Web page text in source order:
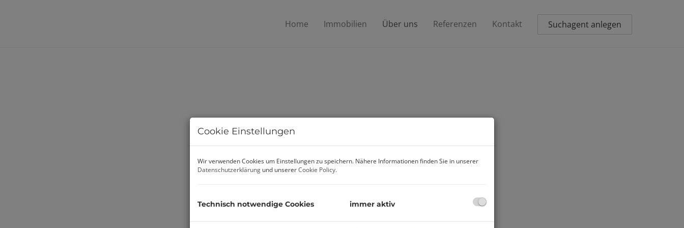
Home Immobilien Über uns Referenzen Kontakt Suchagent anlegen
Cookie Einstellungen
Wir verwenden Cookies um Einstellungen zu speichern. Nähere Informationen finden Sie in unserer
Datenschutzerklärung und unsererCookie Policy.
Technisch notwendige Cookies immer aktiv